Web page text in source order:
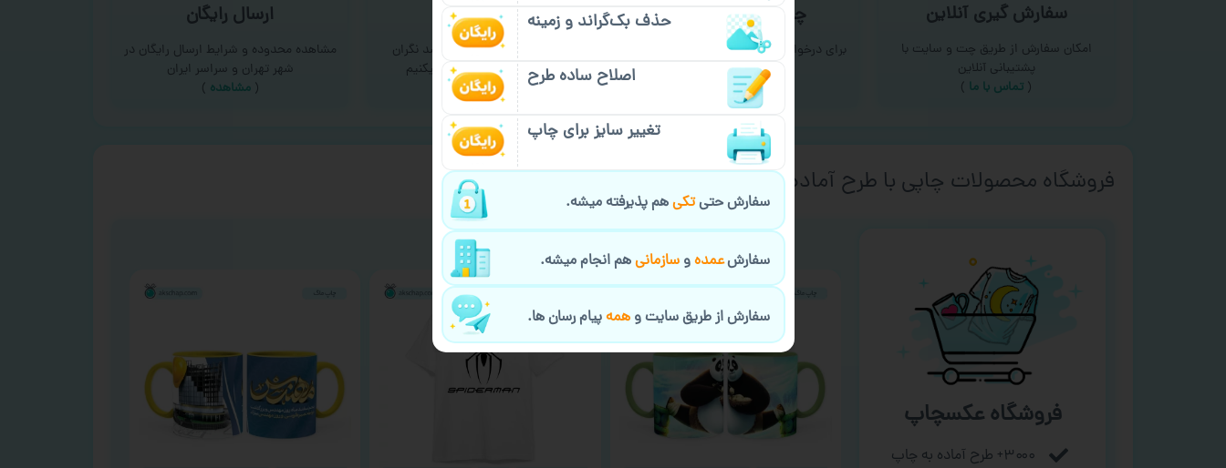
سفارش گیری آنلاین
امکان سفارش از طریق چت و سایت با
پشتیبانی آنلاین
( تماس با ما‌ )
چاپ عمده و فوری
برای درخواست خدمات چاپ عمده و فوری
با ما تماس بگیرید
تماس با ما
گارانتی ارسال
اگر سفارشتون تو راه خراب شد نگران
نباشید، یکی دیگه ارسال میکنیم
( شرایط گارانتی
ارسال رایگان
مشاهده محدوده و شرایط ارسال رایگان در
شهر تهران و سراسر ایران
(مشاهده )
فروشگاه محصولات چاپی با طرح آماده روز پدر
فروشگاه عکسچاپ
۳۰۰۰+ طرح آماده به چاپ
حذف بک‌گراند و زمینه
اصلاح ساده طرح
تغییر سایز برای چاپ
سفارش حتیتکیهم پذیرفته میشه.
سفارشعمدهوسازمانیهم انجام میشه.
سفارش از طریق سایت وهمهپیام رسان ها.